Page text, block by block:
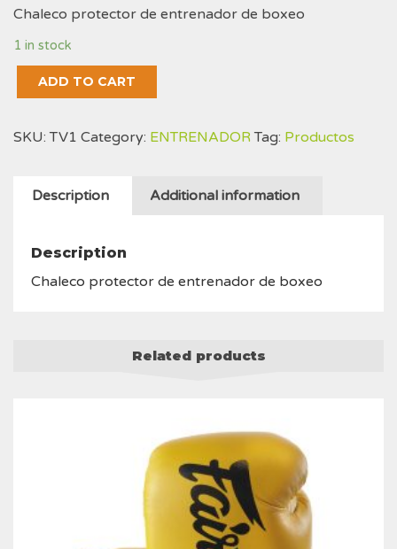
Chaleco protector de entrenador de boxeo
1 in stock
Chaleco
protector
entrenador
boxeo
ADD TO CART
SKU: TV1 Category: ENTRENADOR Tag: Productos
Description Additional information
Description
Chaleco protector de entrenador de boxeo
Related products